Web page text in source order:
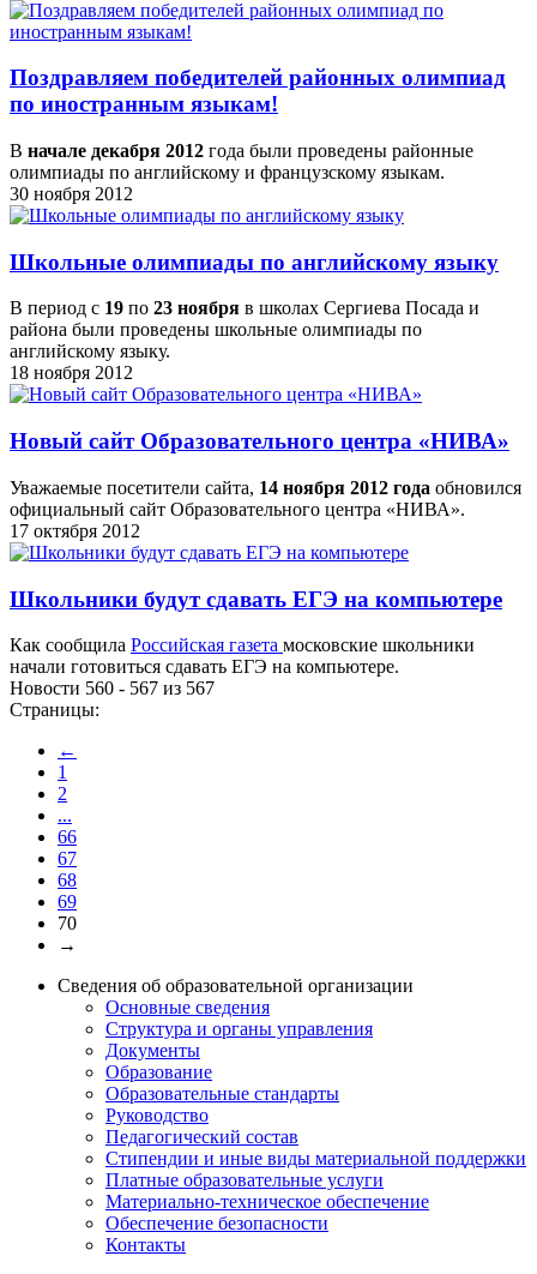
Поздравляем победителей районных олимпиад
по иностранным языкам!
В начале декабря 2012 года были проведены районные
олимпиады по английскому и французскому языкам.
30 ноября 2012
Школьные олимпиады по английскому языку
В период с 19 по 23 ноября в школах Сергиева Посада и
района были проведены школьные олимпиады по
английскому языку.
18 ноября 2012
Новый сайт Образовательного центра «НИВА»
Уважаемые посетители сайта, 14 ноября 2012 года обновился
официальный сайт Образовательного центра «НИВА».
17 октября 2012
Школьники будут сдавать ЕГЭ на компьютере
Как сообщила Российская газета московские школьники
начали готовиться сдавать ЕГЭ на компьютере.
Новости 560 - 567 из 567
Страницы:
←
1
2
...
66
67
68
69
70
→
Сведения об образовательной организации
Основные сведения
Структура и органы управления
Документы
Образование
Образовательные стандарты
Руководство
Педагогический состав
Стипендии и иные виды материальной поддержки
Платные образовательные услуги
Материально-техническое обеспечение
Обеспечение безопасности
Контакты